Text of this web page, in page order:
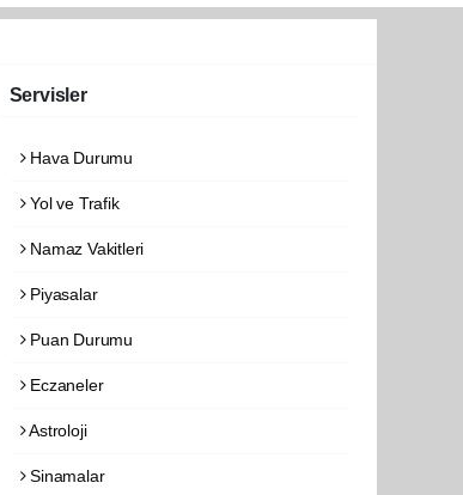
Servisler
Hava Durumu
Yol ve Trafik
Namaz Vakitleri
Piyasalar
Puan Durumu
Eczaneler
Astroloji
Sinamalar